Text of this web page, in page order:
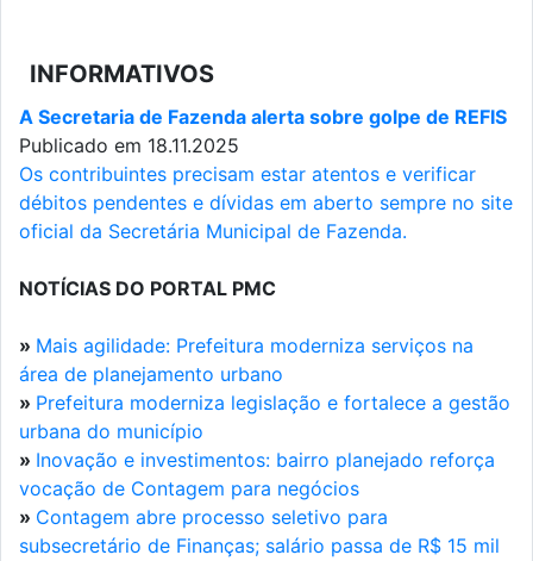
INFORMATIVOS
A Secretaria de Fazenda alerta sobre golpe de REFIS
Publicado em 18.11.2025
Os contribuintes precisam estar atentos e verificar
débitos pendentes e dívidas em aberto sempre no site
oficial da Secretária Municipal de Fazenda.
NOTÍCIAS DO PORTAL PMC
» Mais agilidade: Prefeitura moderniza serviços na
área de planejamento urbano
» Prefeitura moderniza legislação e fortalece a gestão
urbana do município
» Inovação e investimentos: bairro planejado reforça
vocação de Contagem para negócios
» Contagem abre processo seletivo para
subsecretário de Finanças; salário passa de R$ 15 mil